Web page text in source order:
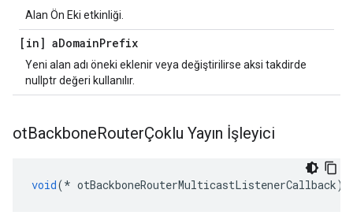
Alan Ön Eki etkinliği.
[in] aDomainPrefix
Yeni alan adı öneki eklenir veya değiştirilirse aksi takdirde
nullptr değeri kullanılır.
otBackboneRouterÇoklu Yayın İşleyici
void(* otBackboneRouterMulticastListenerCallback)(